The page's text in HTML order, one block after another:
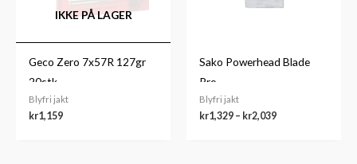
IKKE PÅ LAGER
Geco Zero 7x57R 127gr
20stk.
Blyfri jakt
kr1,159
Sako Powerhead Blade
Pro
Blyfri jakt
kr1,329 – kr2,039